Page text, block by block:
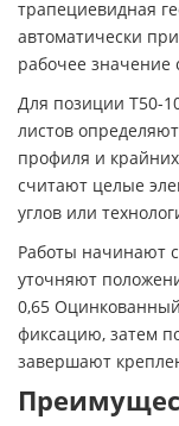
трапециевидная
автоматически
рабочее значение
Для позиции Т50-
листов
профиля и
считают целые
углов или
Работы начинают
уточняют
0,65
фиксацию, затем
завершают